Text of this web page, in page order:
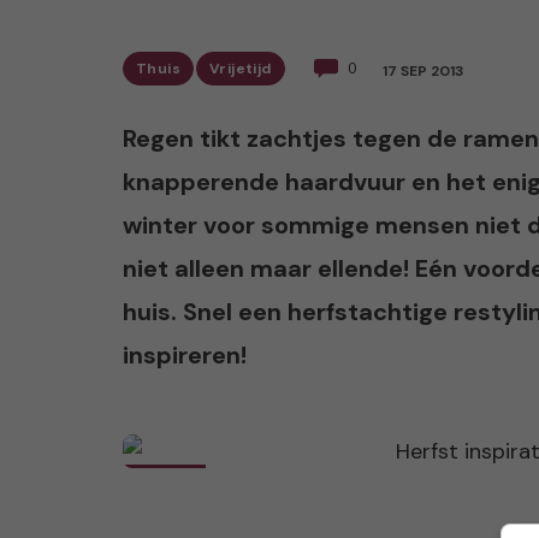
Thuis Vrijetijd 0 17 SEP 2013
Regen tikt zachtjes tegen de
knapperende haardvuur en het
winter voor sommige mensen niet
niet alleen maar ellende! Eén
huis. Snel een herfstachtige
inspireren!